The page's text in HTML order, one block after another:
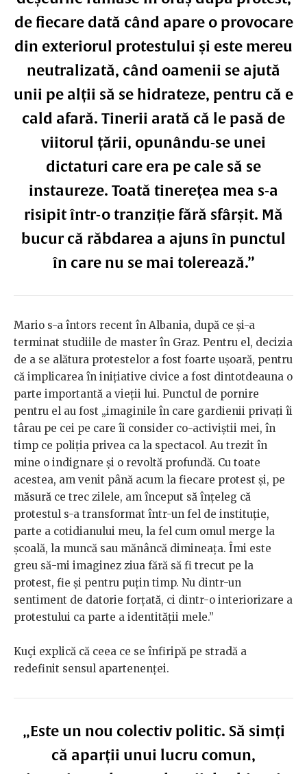
de fiecare dată când apare o provocare
din exteriorul protestului și este mereu
neutralizată, când oamenii se ajută
unii pe alții să se hidrateze, pentru că e
cald afară. Tinerii arată că le pasă de
viitorul țării, opunându-se unei
dictaturi care era pe cale să se
instaureze. Toată tinerețea mea s-a
risipit într-o tranziție fără sfârșit. Mă
bucur că răbdarea a ajuns în punctul
în care nu se mai tolerează.”
Mario s-a întors recent în Albania, după ce și-a
terminat studiile de master în Graz. Pentru el, decizia
de a se alătura protestelor a fost foarte ușoară, pentru
că implicarea în inițiative civice a fost dintotdeauna o
parte importantă a vieții lui. Punctul de pornire
pentru el au fost „imaginile în care gardienii privați îi
târau pe cei pe care îi consider co-activiștii mei, în
timp ce poliția privea ca la spectacol. Au trezit în
mine o indignare și o revoltă profundă. Cu toate
acestea, am venit până acum la fiecare protest și, pe
măsură ce trec zilele, am început să înțeleg că
protestul s-a transformat într-un fel de instituție,
parte a cotidianului meu, la fel cum omul merge la
școală, la muncă sau mănâncă dimineața. Îmi este
greu să-mi imaginez ziua fără să fi trecut pe la
protest, fie și pentru puțin timp. Nu dintr-un
sentiment de datorie forțată, ci dintr-o interiorizare a
protestului ca parte a identității mele.”
Kuçi explică că ceea ce se înfiripă pe stradă a
redefinit sensul apartenenței.
„Este un nou colectiv politic. Să simți
că aparții unui lucru comun,